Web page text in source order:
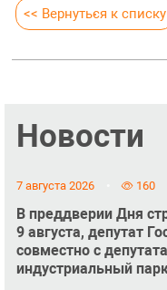
<< Вернуться к списку
Новости
7 августа 2026 160
В преддверии Дня
9 августа, депутат
совместно с
индустриальный